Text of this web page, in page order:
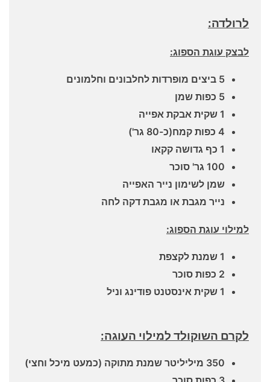
לרולדה:
לבצק עוגת הספוג:
5 ביצים מופרדות לחלבונים וחלמונים
5 כפות שמן
1 שקית אבקת אפייה
4 כפות קמח(כ-80 גר')
1 כף גדושה קקאו
100 גר' סוכר
שמן לשימון נייר האפייה
נייר מגבת או מגבת דקה לחה
למילוי עוגת הספוג:
1 שמנת לקצפת
2 כפות סוכר
1 שקית אינסטנט פודינג וניל
לקרם השוקולד למילוי העוגה:
350 מיליליטר שמנת מתוקה (כמעט מיכל וחצי)